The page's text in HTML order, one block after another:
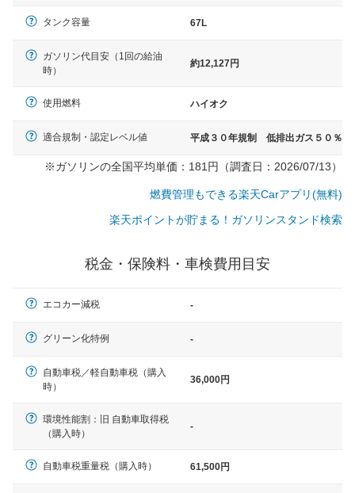
タンク容量 67L
ガソリン代目安（1回の給油
時）
約12,127円
使用燃料 ハイオク
適合規制・認定レベル値 平成３０年規制 低排出ガス５０％
※ガソリンの全国平均単価：181円（調査日：2026/07/13）
燃費管理もできる楽天Carアプリ(無料)
楽天ポイントが貯まる！ガソリンスタンド検索
税金・保険料・車検費用目安
エコカー減税 -
グリーン化特例 -
自動車税／軽自動車税（購入
時）
36,000円
環境性能割：旧 自動車取得税
（購入時）
-
自動車税重量税（購入時） 61,500円